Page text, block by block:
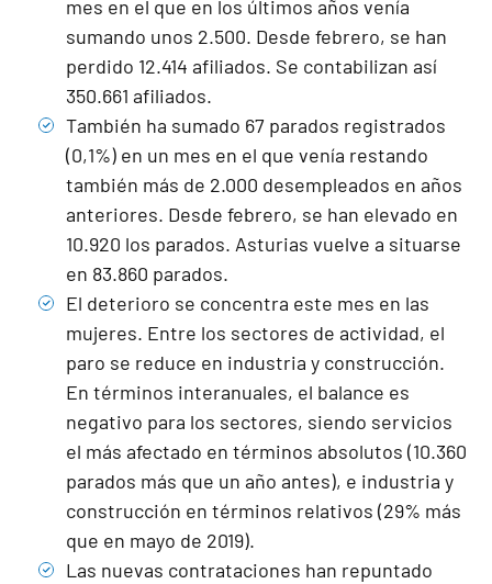
mes en el que en los últimos años venía
sumando unos 2.500. Desde febrero, se han
perdido 12.414 afiliados. Se contabilizan así
350.661 afiliados.
También ha sumado 67 parados registrados
(0,1%) en un mes en el que venía restando
también más de 2.000 desempleados en años
anteriores. Desde febrero, se han elevado en
10.920 los parados. Asturias vuelve a situarse
en 83.860 parados.
El deterioro se concentra este mes en las
mujeres. Entre los sectores de actividad, el
paro se reduce en industria y construcción.
En términos interanuales, el balance es
negativo para los sectores, siendo servicios
el más afectado en términos absolutos (10.360
parados más que un año antes), e industria y
construcción en términos relativos (29% más
que en mayo de 2019).
Las nuevas contrataciones han repuntado